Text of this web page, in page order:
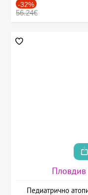
-32%
56.24€
Пловдив
Педиатрично